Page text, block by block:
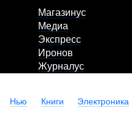
Магазинус
Медиа
Экспресс
Иронов
Журналус
Нью Книги Электроника